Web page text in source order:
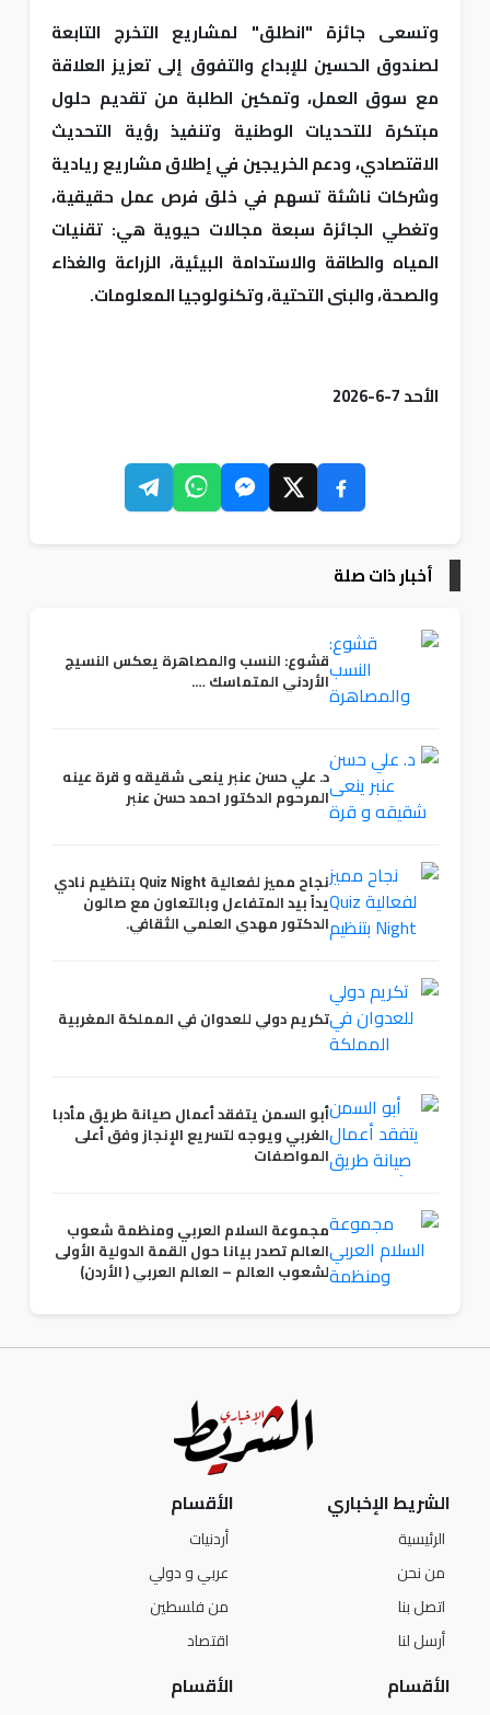
وتسعى جائزة "انطلق" لمشاريع التخرج التابعة
لصندوق الحسين للإبداع والتفوق إلى تعزيز العلاقة
مع سوق العمل، وتمكين الطلبة من تقديم حلول
مبتكرة للتحديات الوطنية وتنفيذ رؤية التحديث
الاقتصادي، ودعم الخريجين في إطلاق مشاريع ريادية
وشركات ناشئة تسهم في خلق فرص عمل حقيقية،
وتغطي الجائزة سبعة مجالات حيوية هي: تقنيات
المياه والطاقة والاستدامة البيئية، الزراعة والغذاء
والصحة، والبنى التحتية، وتكنولوجيا المعلومات.
الأحد 7-6-2026
أخبار ذات صلة
قشوع: النسب والمصاهرة يعكس النسيج
الأردني المتماسك ….
د. علي حسن عنبر ينعى شقيقه و قرة عينه
المرحوم الدكتور احمد حسن عنبر
نجاح مميز لفعالية Quiz Night بتنظيم نادي
يداً بيد المتفاءل وبالتعاون مع صالون
الدكتور مهدي العلمي الثقافي.
تكريم دولي للعدوان في المملكة المغربية
أبو السمن يتفقد أعمال صيانة طريق مأدبا
الغربي ويوجه لتسريع الإنجاز وفق أعلى
المواصفات
مجموعة السلام العربي ومنظمة شعوب
العالم تصدر بيانا حول القمة الدولية الأولى
لشعوب العالم – العالم العربي ( الأردن)
الشريط الإخباري
الرئيسية
من نحن
اتصل بنا
أرسل لنا
الأقسام
أردنيات
عربي و دولي
من فلسطين
اقتصاد
الأقسام الأقسام